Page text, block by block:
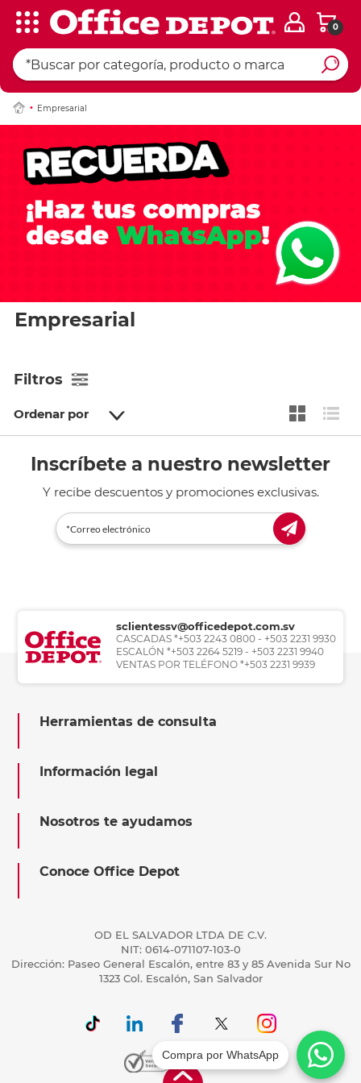
0
Empresarial
Empresarial
Filtros
Ordenar por
Inscríbete a nuestro newsletter
Y recibe descuentos y promociones exclusivas.
sclientessv@officedepot.com.sv
CASCADAS *+503 2243 0800 - +503 2231 9930
ESCALÓN *+503 2264 5219 - +503 2231 9940
VENTAS POR TELÉFONO *+503 2231 9939
Herramientas de consulta
Información legal
Nosotros te ayudamos
Conoce Office Depot
OD EL SALVADOR LTDA DE C.V.
NIT: 0614-071107-103-0
Dirección: Paseo General Escalón, entre 83 y 85 Avenida Sur No
1323 Col. Escalón, San Salvador
Compra por WhatsApp